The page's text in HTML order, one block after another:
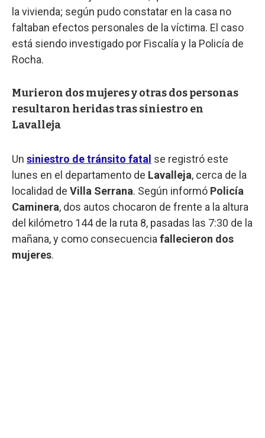
la vivienda; según pudo constatar en la casa no
faltaban efectos personales de la víctima. El caso
está siendo investigado por Fiscalía y la Policía de
Rocha.
Murieron dos mujeres y otras dos personas
resultaron heridas tras siniestro en
Lavalleja
Un siniestro de tránsito fatal se registró este
lunes en el departamento de Lavalleja, cerca de la
localidad de Villa Serrana. Según informó Policía
Caminera, dos autos chocaron de frente a la altura
del kilómetro 144 de la ruta 8, pasadas las 7:30 de la
mañana, y como consecuencia fallecieron dos
mujeres.